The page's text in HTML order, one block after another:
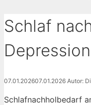
Schlaf
07.01.202607.01.2026 Autor:
Schlafnachholbedarf